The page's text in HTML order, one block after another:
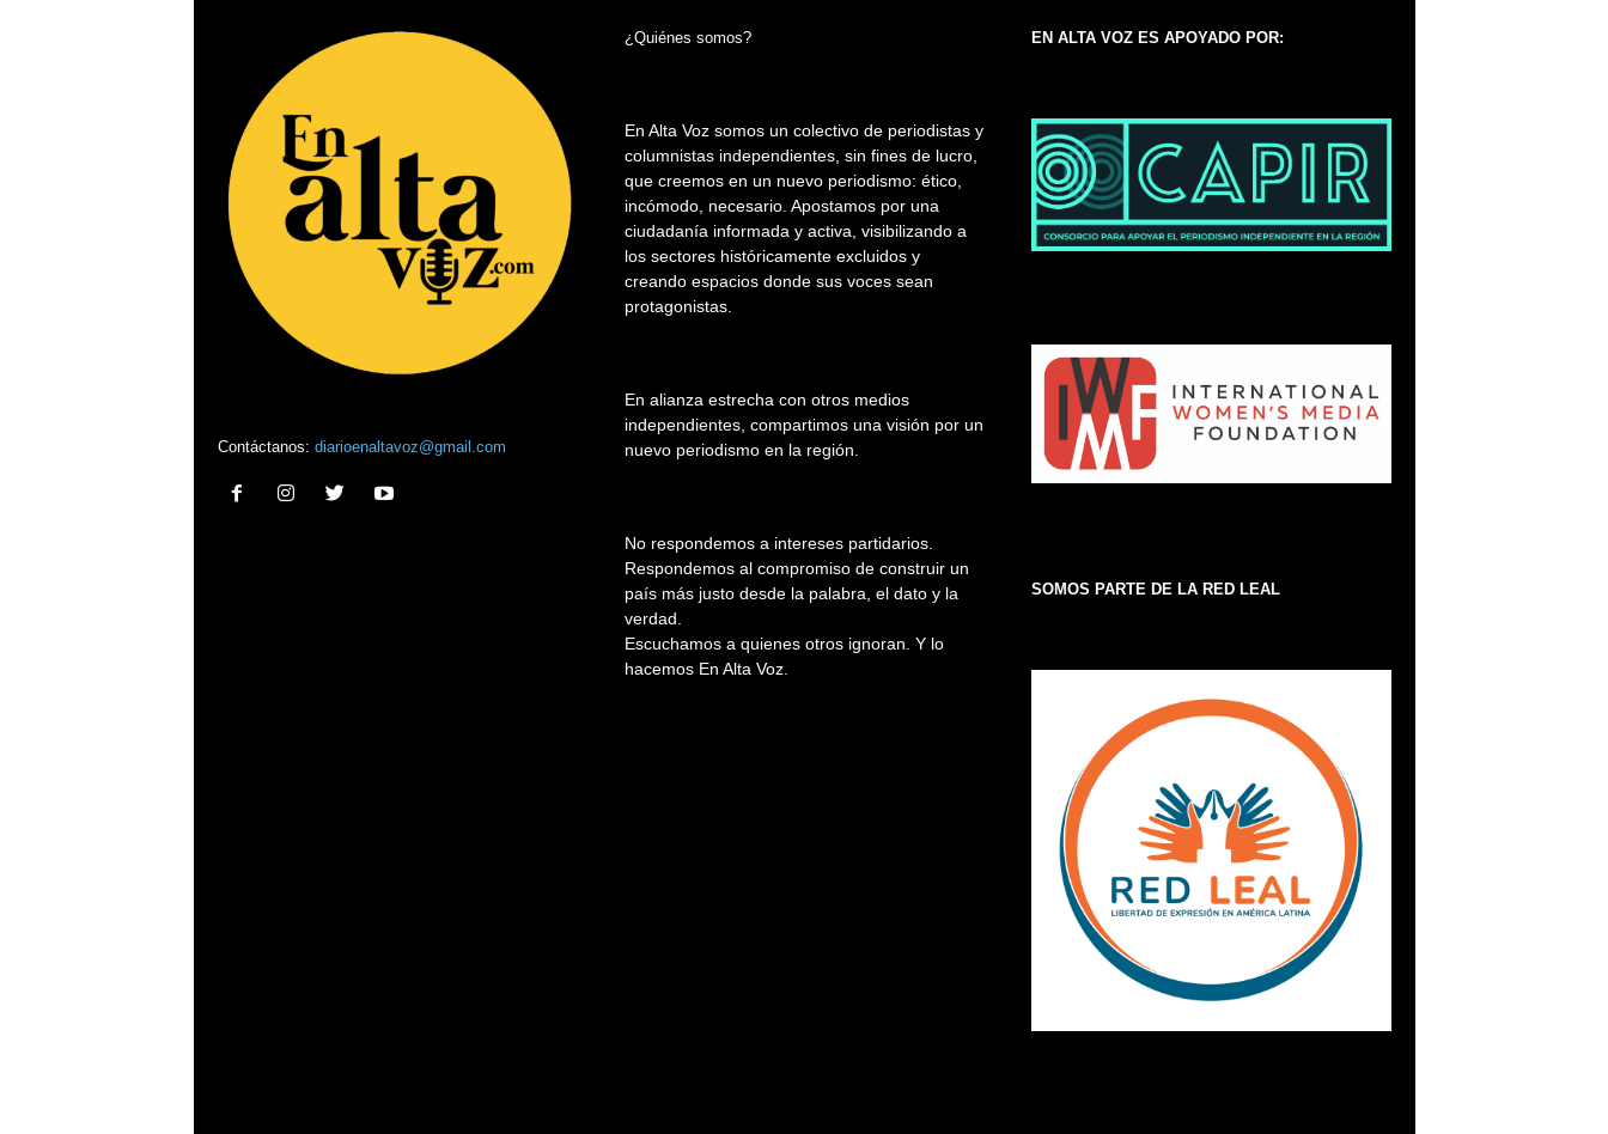
Contáctanos: diarioenaltavoz@gmail.com
¿Quiénes somos?
En Alta Voz somos un colectivo de periodistas y
columnistas independientes, sin fines de lucro,
que creemos en un nuevo periodismo: ético,
incómodo, necesario. Apostamos por una
ciudadanía informada y activa, visibilizando a
los sectores históricamente excluidos y
creando espacios donde sus voces sean
protagonistas.
En alianza estrecha con otros medios
independientes, compartimos una visión por un
nuevo periodismo en la región.
No respondemos a intereses partidarios.
Respondemos al compromiso de construir un
país más justo desde la palabra, el dato y la
verdad.
Escuchamos a quienes otros ignoran. Y lo
hacemos En Alta Voz.
EN ALTA VOZ ES APOYADO POR:
SOMOS PARTE DE LA RED LEAL